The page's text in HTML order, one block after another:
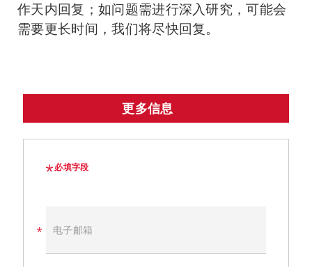
作天内回复；如问题需进行深入研究，可能会
需要更长时间，我们将尽快回复。
更多信息
必填字段
电子邮箱